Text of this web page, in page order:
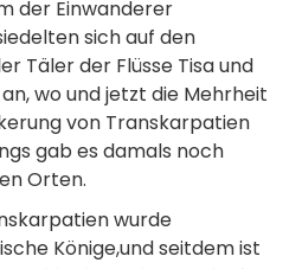
der Einwanderer
sich auf den
Täler der Flüsse Tisa und
wo und jetzt die Mehrheit
von Transkarpatien
gab es damals noch
Orten.
wurde
Könige,und seitdem ist